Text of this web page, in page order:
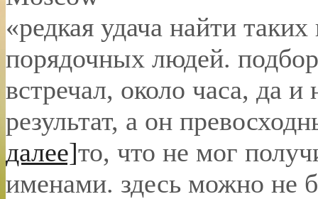
«редкая удача найти
порядочных людей.
встречал, около часа, да и
результат, а он
далее]то, что не мог
именами. здесь можно не